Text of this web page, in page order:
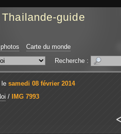
guide
Carte du monde
Recherche :
le samedi 08 février 2014
/ IMG 7993